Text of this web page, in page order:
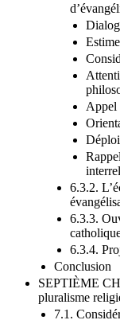
6.3.1. Le
Appel
6.3.2.
6.3.3.
6.3.4.
Conclusion
SEPTIÈME
pluralisme